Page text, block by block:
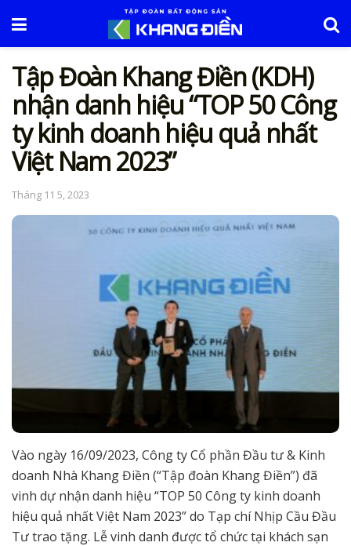
Tập Đoàn Khang Điền (KDH)
nhận danh hiệu “TOP 50 Công
ty kinh doanh hiệu quả nhất
Việt Nam 2023”
Tháng 11 5, 2023
Vào ngày 16/09/2023, Công ty Cổ phần Đầu tư & Kinh
doanh Nhà Khang Điền (“Tập đoàn Khang Điền”) đã
vinh dự nhận danh hiệu “TOP 50 Công ty kinh doanh
hiệu quả nhất Việt Nam 2023” do Tạp chí Nhịp Cầu Đầu
Tư trao tặng. Lễ vinh danh được tổ chức tại khách sạn